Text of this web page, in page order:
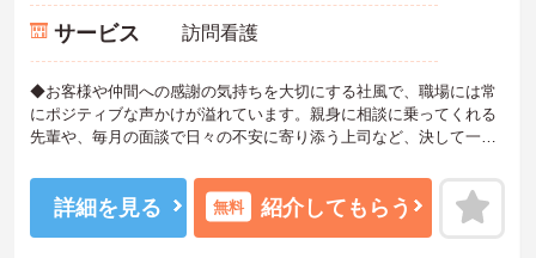
サービス 訪問看護
◆お客様や仲間への感謝の気持ちを大切にする社風で、職場には常
にポジティブな声かけが溢れています。親身に相談に乗ってくれる
先輩や、毎月の面談で日々の不安に寄り添う上司など、決して一人
社でも自然と馴染める職場です。
◆無資格からでもプロフェッショナルを目指せる「資格取得支援制
度」を完備しています。初任者研修から国家資格である介護福祉士
詳細を見る 無料 紹介してもらう